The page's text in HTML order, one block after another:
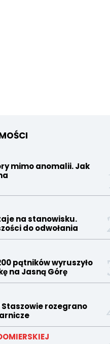
mimo anomalii. Jak
na stanowisku.
do odwołania
pątników wyruszyło
na Jasną Górę
Staszowie rozegrano